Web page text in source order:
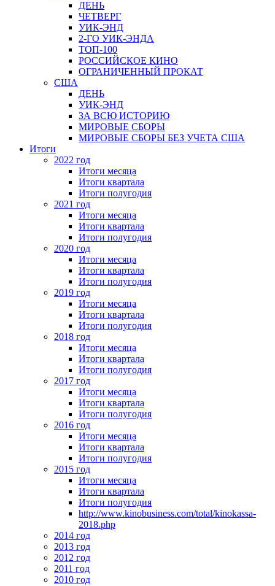
ДЕНЬ
ЧЕТВЕРГ
УИК-ЭНД
2-ГО УИК-ЭНДА
ТОП-100
РОССИЙСКОЕ КИНО
ОГРАНИЧЕННЫЙ ПРОКАТ
США
ДЕНЬ
УИК-ЭНД
ЗА ВСЮ ИСТОРИЮ
МИРОВЫЕ СБОРЫ
МИРОВЫЕ СБОРЫ БЕЗ УЧЕТА США
Итоги
2022 год
Итоги месяца
Итоги квартала
Итоги полугодия
2021 год
Итоги месяца
Итоги квартала
Итоги полугодия
2020 год
Итоги месяца
Итоги квартала
Итоги полугодия
2019 год
Итоги месяца
Итоги квартала
Итоги полугодия
2018 год
Итоги месяца
Итоги квартала
Итоги полугодия
2017 год
Итоги месяца
Итоги квартала
Итоги полугодия
2016 год
Итоги месяца
Итоги квартала
Итоги полугодия
2015 год
Итоги месяца
Итоги квартала
Итоги полугодия
http://www.kinobusiness.com/total/kinokassa-
2018.php
2014 год
2013 год
2012 год
2011 год
2010 год